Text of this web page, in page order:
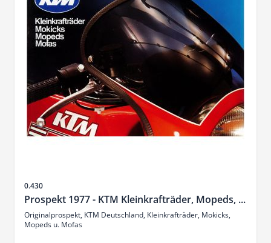
Sku
0.430
Prospekt 1977 - KTM Kleinkrafträder, Mopeds, ...
Originalprospekt, KTM Deutschland, Kleinkrafträder, Mokicks,
Mopeds u. Mofas